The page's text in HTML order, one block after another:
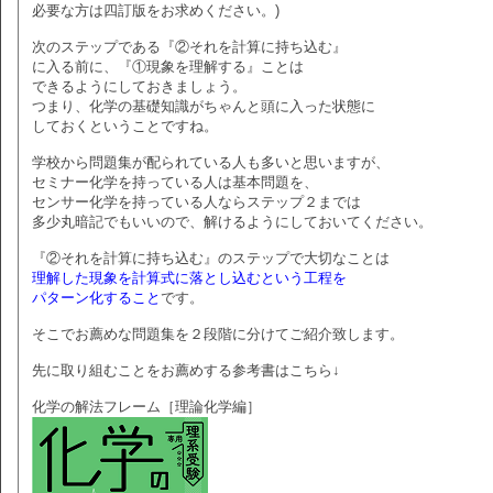
必要な方は四訂版をお求めください。)
次のステップである『②それを計算に持ち込む』
に入る前に、『①現象を理解する』ことは
できるようにしておきましょう。
つまり、化学の基礎知識がちゃんと頭に入った状態に
しておくということですね。
学校から問題集が配られている人も多いと思いますが、
セミナー化学を持っている人は基本問題を、
センサー化学を持っている人ならステップ２までは
多少丸暗記でもいいので、解けるようにしておいてください。
『②それを計算に持ち込む』のステップで大切なことは
理解した現象を計算式に落とし込むという工程を
パターン化すること です。
そこでお薦めな問題集を２段階に分けてご紹介致します。
先に取り組むことをお薦めする参考書はこちら↓
化学の解法フレーム［理論化学編］